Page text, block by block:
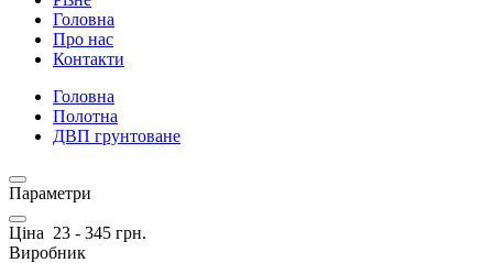
Головна
Про нас
Контакти
Головна
Полотна
ДВП грунтоване
Параметри
Ціна 23 - 345 грн.
Виробник